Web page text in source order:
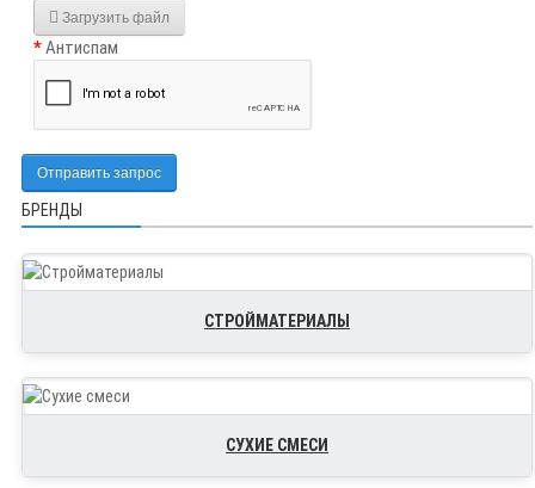
Загрузить файл
Антиспам
Отправить запрос
БРЕНДЫ
СТРОЙМАТЕРИАЛЫ
СУХИЕ СМЕСИ